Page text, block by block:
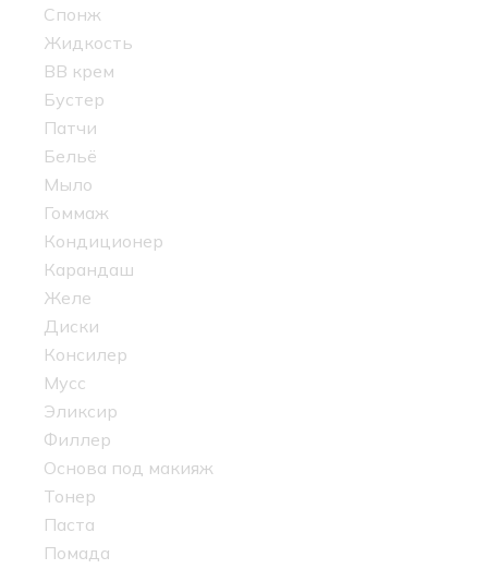
Спонж
Жидкость
BB крем
Бустер
Патчи
Бельё
Мыло
Гоммаж
Кондиционер
Карандаш
Желе
Диски
Консилер
Мусс
Эликсир
Филлер
Основа под макияж
Тонер
Паста
Помада